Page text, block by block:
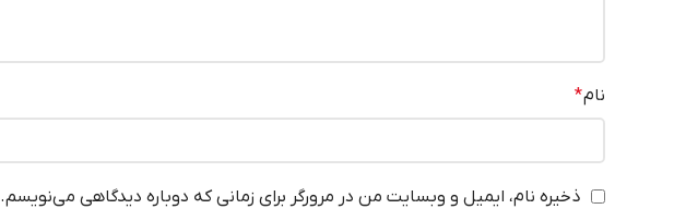
نام*
ذخیره نام، ایمیل و وبسایت من در مرورگر برای زمانی که دوباره دیدگاهی می‌نویسم.